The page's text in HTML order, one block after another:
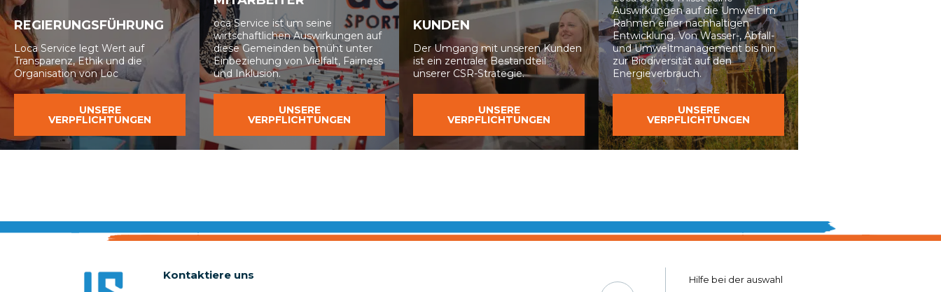
REGIERUNGSFÜHRUNG
Loca Service legt Wert auf
Transparenz, Ethik und die
Organisation von Loc
UNSERE
VERPFLICHTUNGEN
oca Service ist um seine
wirtschaftlichen Auswirkungen auf
diese Gemeinden bemüht unter
Einbeziehung von Vielfalt, Fairness
und Inklusion.
UNSERE
VERPFLICHTUNGEN
KUNDEN
Der Umgang mit unseren Kunden
ist ein zentraler Bestandteil
unserer CSR-Strategie.
UNSERE
VERPFLICHTUNGEN
Auswirkungen auf die Umwelt im
Rahmen einernachhaltigen
Entwicklung. Von Wasser-, Abfall-
und Umweltmanagement bis hin
zurBiodiversität auf den
Energieverbrauch.
UNSERE
VERPFLICHTUNGEN
Kontaktiere uns Hilfe bei ​​der auswahl